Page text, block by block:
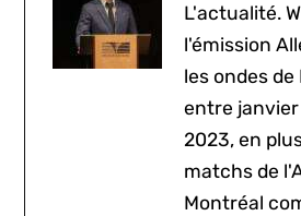
L'actualité.
l'émission
les ondes de
entre
2023, en
matchs de
Montréal